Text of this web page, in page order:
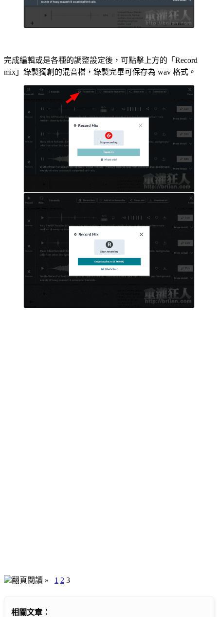
完成編輯或是各種的調整設定後，可點擊上方的「Record
mix」錄製獨創的混音檔，錄製完畢可保存為 wav 格式。
翻頁閱讀 » 1 2 3
相關文章：